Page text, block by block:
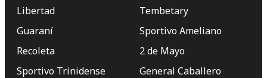
Libertad
Guaraní
Recoleta
Sportivo Trinidense
Tembetary
Sportivo Ameliano
2 de Mayo
General Caballero